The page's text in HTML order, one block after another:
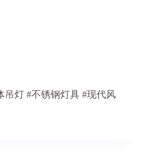
吊灯 #不锈钢灯具 #现代风